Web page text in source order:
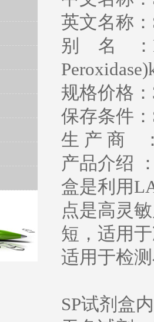
英文名称
别 名 ：
规格价格
保存条件
生 产 商
产品介绍
盒是利用
点是高灵
短，适用
适用于检
SP试剂盒